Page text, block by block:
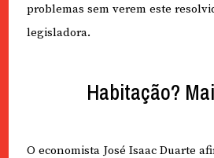
problemas sem verem este
legisladora.
Habitação?
O economista José Isaac Duarte